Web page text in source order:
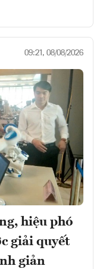
09:21, 08/08/2026
hiệu phó
giải quyết
giản